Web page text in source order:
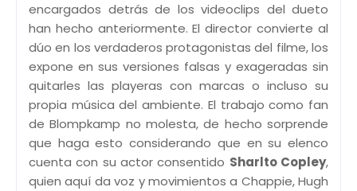
encargados detrás de los videoclips del dueto
han hecho anteriormente. El director convierte al
dúo en los verdaderos protagonistas del filme, los
expone en sus versiones falsas y exageradas sin
quitarles las playeras con marcas o incluso su
propia música del ambiente. El trabajo como fan
de Blompkamp no molesta, de hecho sorprende
que haga esto considerando que en su elenco
cuenta con su actor consentido Sharlto Copley,
quien aquí da voz y movimientos a Chappie, Hugh